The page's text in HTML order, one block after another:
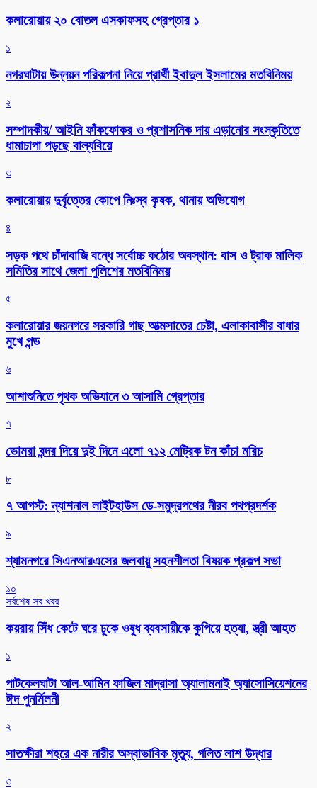
কলারোয়ায় ২০ বোতল এসকাফসহ গ্রেপ্তার ১
১
নগরঘাটায় উন্নয়ন পরিকল্পনা নিয়ে প্রার্থী ইবাদুল ইসলামের মতবিনিময়
২
সম্পাদকীয়/ আইনি ফাঁকফোকর ও প্রশাসনিক দায় এড়ানোর সংস্কৃতিতে
ধামাচাপা পড়ছে বাল্যবিয়ে
৩
কলারোয়ায় দুর্বৃত্তের কোপে নিঃস্ব কৃষক, থানায় অভিযোগ
৪
সড়ক পথে চাঁদাবাজি বন্ধে সর্বোচ্চ কঠোর অবস্থান: বাস ও ট্রাক মালিক
সমিতির সাথে জেলা পুলিশের মতবিনিময়
৫
কলারোয়ার জয়নগরে সরকারি গাছ আত্মসাতের চেষ্টা, এলাকাবাসীর বাধার
মুখে পন্ড
৬
আশাশুনিতে পৃথক অভিযানে ৩ আসামি গ্রেপ্তার
৭
ভোমরা বন্দর দিয়ে দুই দিনে এলো ৭১২ মেট্রিক টন কাঁচা মরিচ
৮
৭ আগস্ট: ন্যাশনাল লাইটহাউস ডে-সমুদ্রপথের নীরব পথপ্রদর্শক
৯
শ্যামনগরে সিএনআরএসের জলবায়ু সহনশীলতা বিষয়ক প্রকল্প সভা
১০
সর্বশেষ সব খবর
কয়রায় সিঁধ কেটে ঘরে ঢুকে ওষুধ ব্যবসায়ীকে কুপিয়ে হত্যা, স্ত্রী আহত
১
পাটকেলঘাটা আল-আমিন ফাজিল মাদ্রাসা অ্যালামনাই অ্যাসোসিয়েশনের
ঈদ পুনর্মিলনী
২
সাতক্ষীরা শহরে এক নারীর অস্বাভাবিক মৃত্যু, গলিত লাশ উদ্ধার
৩